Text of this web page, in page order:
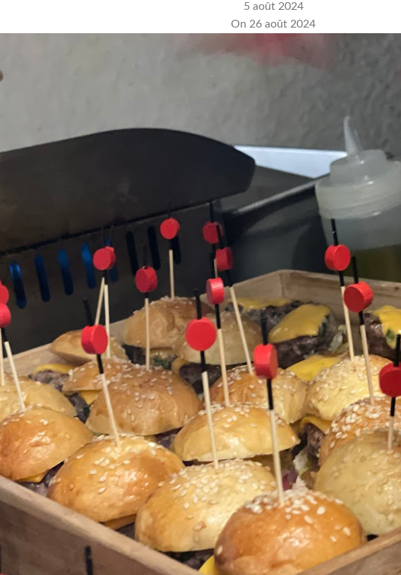
5 août 2024
On 26 août 2024